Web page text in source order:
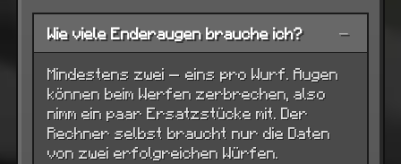
Wie viele Enderaugen brauche ich? −
Mindestens zwei — eins pro Wurf. Augen
können beim Werfen zerbrechen, also
nimm ein paar Ersatzstücke mit. Der
Rechner selbst braucht nur die Daten
von zwei erfolgreichen Würfen.